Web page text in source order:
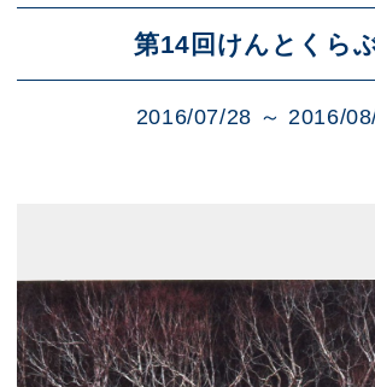
第14回けんとくら
2016/07/28 ～ 2016/